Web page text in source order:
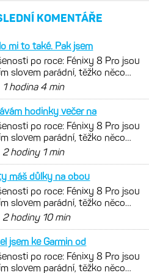
KOMENTÁŘE
mi to také. Pak jsem
po roce: Fénixy 8 Pro jsou
slovem parádní, těžko něco
Ale ta nositelnost
1 hodina 4 min
hodinky večer na
po roce: Fénixy 8 Pro jsou
slovem parádní, těžko něco
Ale ta nositelnost
2 hodiny 1 min
máš důlky na obou
po roce: Fénixy 8 Pro jsou
slovem parádní, těžko něco
Ale ta nositelnost
2 hodiny 10 min
jsem ke Garmin od
po roce: Fénixy 8 Pro jsou
slovem parádní, těžko něco